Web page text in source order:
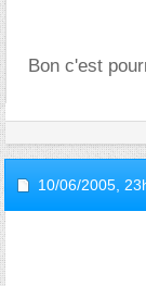
Bon c'est
10/06/2005,